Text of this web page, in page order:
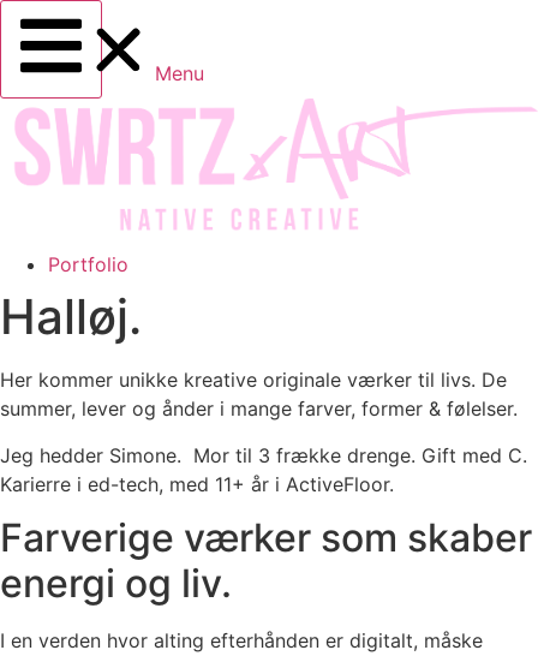
Menu
Portfolio
Halløj.
Her kommer unikke kreative originale værker til livs. De
summer, lever og ånder i mange farver, former & følelser.
Jeg hedder Simone. Mor til 3 frække drenge. Gift med C.
Karierre i ed-tech, med 11+ år i ActiveFloor.
Farverige værker som skaber
energi og liv.
I en verden hvor alting efterhånden er digitalt, måske